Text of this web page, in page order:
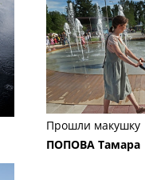
Прошли макушку
ПОПОВА Тамара